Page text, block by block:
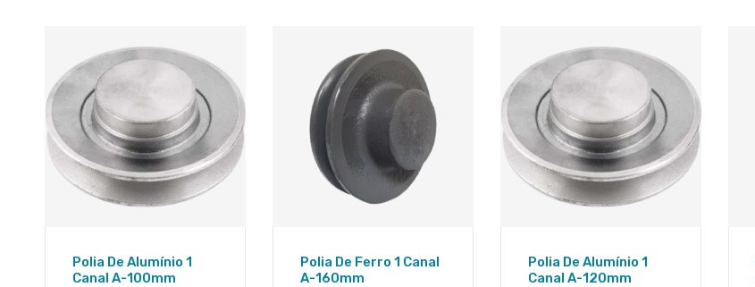
Polia De Alumínio 1
Canal A-100mm
Polia De Ferro 1 Canal
A-160mm
Polia De Alumínio 1
Canal A-120mm